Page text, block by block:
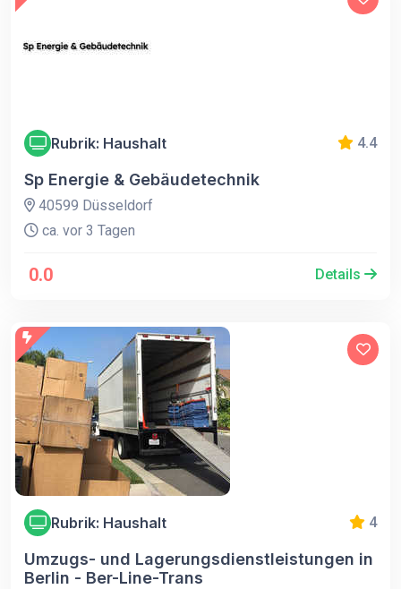
Rubrik: Haushalt 4.4
Sp Energie & Gebäudetechnik
40599 Düsseldorf
ca. vor 3 Tagen
0.0 Details
Rubrik: Haushalt 4
Umzugs- und Lagerungsdienstleistungen in
Berlin - Ber-Line-Trans